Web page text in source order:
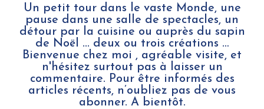
Un petit tour dans le vaste Monde, une
pause dans une salle de spectacles, un
détour par la cuisine ou auprès du sapin
de Noël ... deux ou trois créations …
Bienvenue chez moi , agréable visite, et
n'hésitez surtout pas à laisser un
commentaire. Pour être informés des
articles récents, n’oubliez pas de vous
abonner. A bientôt.